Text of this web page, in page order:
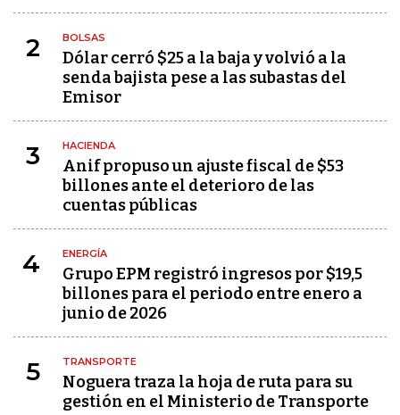
2 BOLSAS
Dólar cerró $25 a la baja y volvió a la
senda bajista pese a las subastas del
Emisor
3 HACIENDA
Anif propuso un ajuste fiscal de $53
billones ante el deterioro de las
cuentas públicas
4 ENERGÍA
Grupo EPM registró ingresos por $19,5
billones para el periodo entre enero a
junio de 2026
5 TRANSPORTE
Noguera traza la hoja de ruta para su
gestión en el Ministerio de Transporte